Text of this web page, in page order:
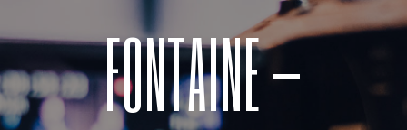
FONTAINE –